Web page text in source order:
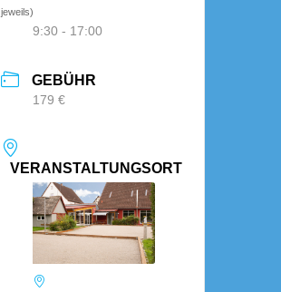
jeweils)
9:30 - 17:00
GEBÜHR
179 €
VERANSTALTUNGSORT